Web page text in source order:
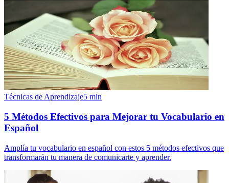
Técnicas de Aprendizaje5 min
5 Métodos Efectivos para Mejorar tu Vocabulario en
Español
Amplía tu vocabulario en español con estos 5 métodos efectivos que
transformarán tu manera de comunicarte y aprender.